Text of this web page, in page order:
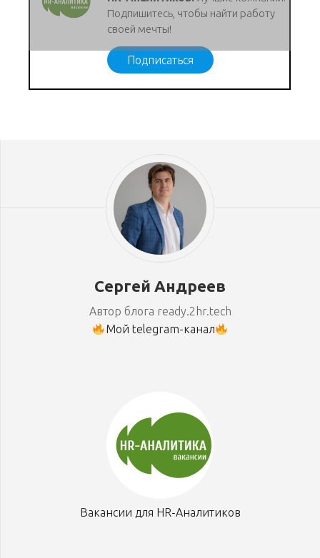
Подпишитесь, чтобы найти работу
своей мечты!
Подписаться
Сергей Андреев
Автор блога ready.2hr.tech
Мой telegram-канал
Вакансии для HR-Аналитиков